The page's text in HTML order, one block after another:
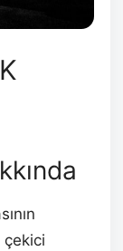
çekici